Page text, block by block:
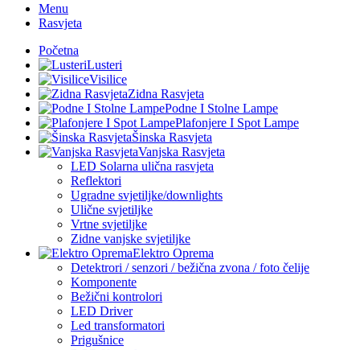
Menu
Rasvjeta
Početna
Lusteri
Visilice
Zidna Rasvjeta
Podne I Stolne Lampe
Plafonjere I Spot Lampe
Šinska Rasvjeta
Vanjska Rasvjeta
LED Solarna ulična rasvjeta
Reflektori
Ugradne svjetiljke/downlights
Ulične svjetiljke
Vrtne svjetiljke
Zidne vanjske svjetiljke
Elektro Oprema
Detektrori / senzori / bežična zvona / foto čelije
Komponente
Bežični kontrolori
LED Driver
Led transformatori
Prigušnice